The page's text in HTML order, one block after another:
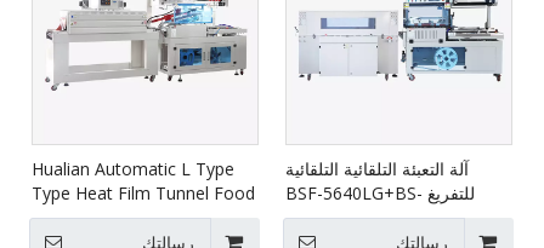
Hualian Automatic L Type
Type Heat Film Tunnel Food
Food Wrapp Agping Machine
BSF-5640LG/E+BS-4522
رسالتك
آلة التعبئة التلقائية التلقائية
للتفريغ BSF-5640LG+BS-
5030X
رسالتك